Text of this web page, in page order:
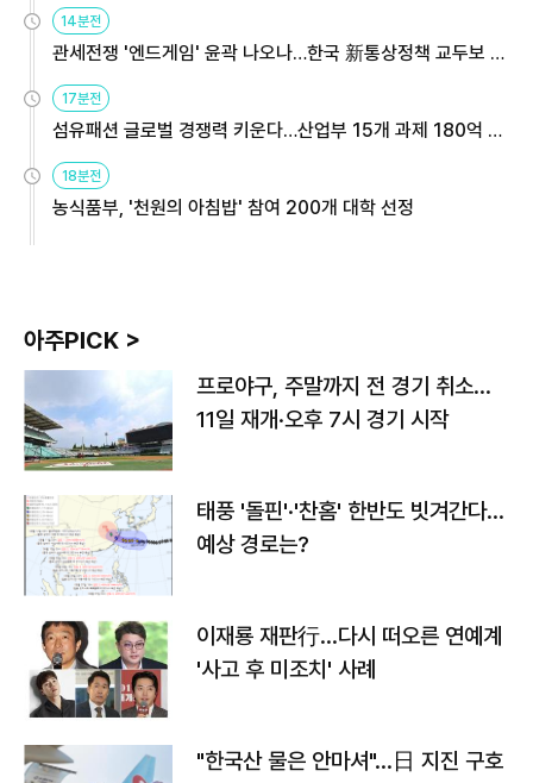
14분전
관세전쟁 '엔드게임' 윤곽 나오나…한국 新통상정책 교두보 활
17분전
섬유패션 글로벌 경쟁력 키운다…산업부 15개 과제 180억 지
18분전
농식품부, '천원의 아침밥' 참여 200개 대학 선정
아주PICK >
프로야구, 주말까지 전 경기 취소…
11일 재개·오후 7시 경기 시작
태풍 '돌핀'·'찬홈' 한반도 빗겨간다…
예상 경로는?
이재룡 재판行…다시 떠오른 연예계
'사고 후 미조치' 사례
"한국산 물은 안마셔"…日 지진 구호